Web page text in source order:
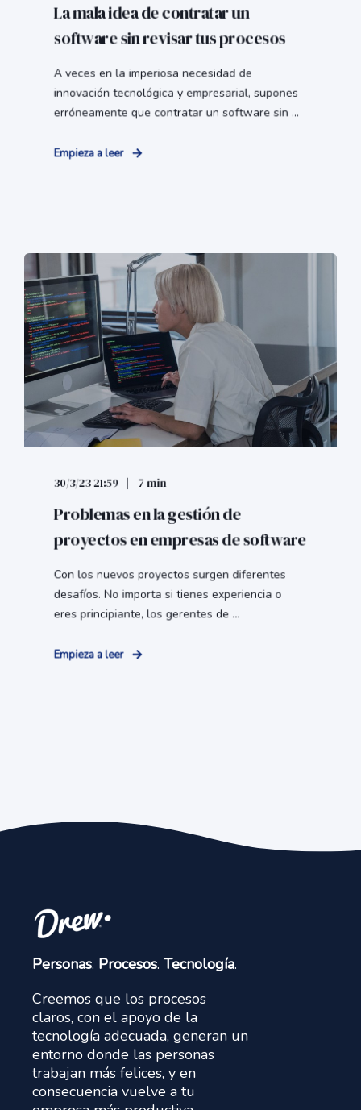
La mala idea de contratar un
software sin revisar tus procesos
A veces en la imperiosa necesidad de
innovación tecnológica y empresarial, supones
erróneamente que contratar un software sin ...
Empieza a leer
30/3/23 21:59 7 min
Problemas en la gestión de
proyectos en empresas de software
Con los nuevos proyectos surgen diferentes
desafíos. No importa si tienes experiencia o
eres principiante, los gerentes de ...
Empieza a leer
Personas. Procesos. Tecnología.
Creemos que los procesos
claros, con el apoyo de la
tecnología adecuada, generan un
entorno donde las personas
trabajan más felices, y en
consecuencia vuelve a tu